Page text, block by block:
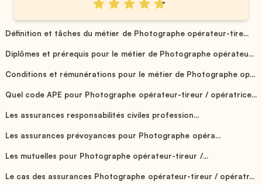
Définition et tâches du métier de Photographe opérateur-tire...
Diplômes et prérequis pour le métier de Photographe opérateu...
Conditions et rémunérations pour le métier de Photographe op...
Quel code APE pour Photographe opérateur-tireur / opératrice...
Les assurances responsabilités civiles profession...
Les assurances prévoyances pour Photographe opéra...
Les mutuelles pour Photographe opérateur-tireur /...
Le cas des assurances Photographe opérateur-tireur / opératr...